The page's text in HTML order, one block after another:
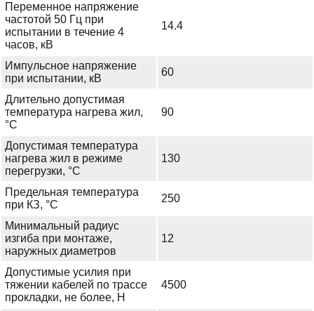
Переменное напряжение
частотой 50 Гц при
испытании в течение 4
часов, кВ
14.4
Импульсное напряжение
при испытании, кВ
60
Длительно допустимая
температура нагрева жил,
°С
90
Допустимая температура
нагрева жил в режиме
перегрузки, °С
130
Предельная температура
при КЗ, °С
250
Минимальный радиус
изгиба при монтаже,
наружных диаметров
12
Допустимые усилия при
тяжении кабелей по трассе
прокладки, не более, Н
4500